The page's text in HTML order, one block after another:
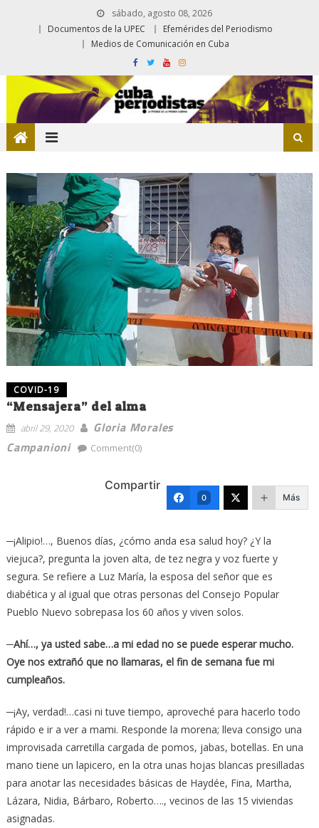
sábado, agosto 08, 2026
Documentos de la UPEC
Efemérides del Periodismo
Medios de Comunicación en Cuba
COVID-19
“Mensajera” del alma
abril 29, 2020
Gloria Morales
Campanioni
Comment(0)
Compartir
0 Más
─¡Alipio!…, Buenos días, ¿cómo anda esa salud hoy? ¿Y la
viejuca?, pregunta la joven alta, de tez negra y voz fuerte y
segura. Se refiere a Luz María, la esposa del señor que es
diabética y al igual que otras personas del Consejo Popular
Pueblo Nuevo sobrepasa los 60 años y viven solos.
─Ahí…, ya usted sabe…a mi edad no se puede esperar mucho.
Oye nos extrañó que no llamaras, el fin de semana fue mi
cumpleaños.
─¡Ay, verdad!…casi ni tuve tiempo, aproveché para hacerlo todo
rápido e ir a ver a mami. Responde la morena; lleva consigo una
improvisada carretilla cargada de pomos, jabas, botellas. En una
mano tiene un lapicero, en la otra unas hojas blancas presilladas
para anotar las necesidades básicas de Haydée, Fina, Martha,
Lázara, Nidia, Bárbaro, Roberto…., vecinos de las 15 viviendas
asignadas.